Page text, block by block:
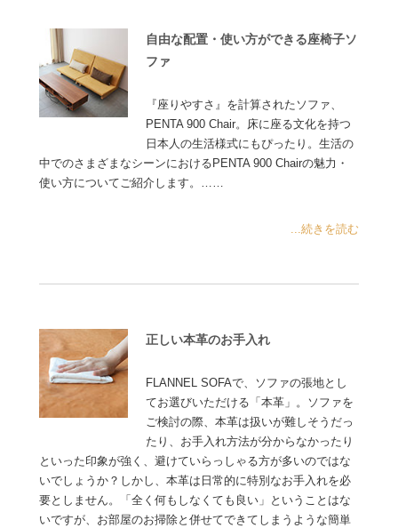
自由な配置・使い方ができる座椅子ソ
ファ
『座りやすさ』を計算されたソファ、
PENTA 900 Chair。床に座る文化を持つ
日本人の生活様式にもぴったり。生活の
中でのさまざまなシーンにおけるPENTA 900 Chairの魅力・
使い方についてご紹介します。……
...続きを読む
正しい本革のお手入れ
FLANNEL SOFAで、ソファの張地とし
てお選びいただける「本革」。ソファを
ご検討の際、本革は扱いが難しそうだっ
たり、お手入れ方法が分からなかったり
といった印象が強く、避けていらっしゃる方が多いのではな
いでしょうか？しかし、本革は日常的に特別なお手入れを必
要としません。「全く何もしなくても良い」ということはな
いですが、お部屋のお掃除と併せてできてしまうような簡単